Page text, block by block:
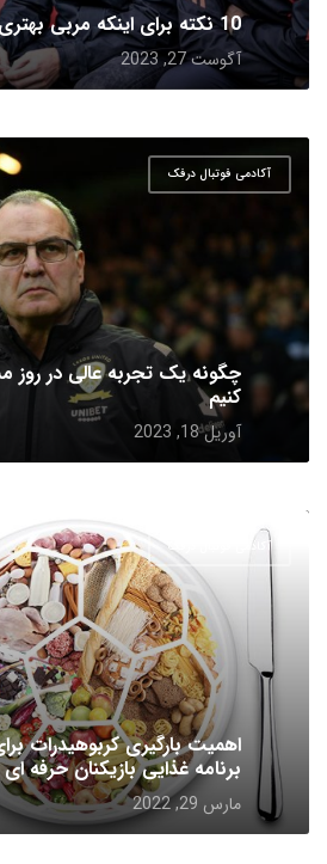
10 نکته برای اینکه مربی بهتری در فوتبال شویم
آگوست 27, 2023
آکادمی فوتبال درفک
چگونه یک تجربه عالی در روز
کنیم
آوریل 18, 2023
آکادمی فوتبال درفک
اهمیت بارگیری کربوهیدرات
برنامه غذایی بازیکنان حرفه ای
مارس 29, 2022